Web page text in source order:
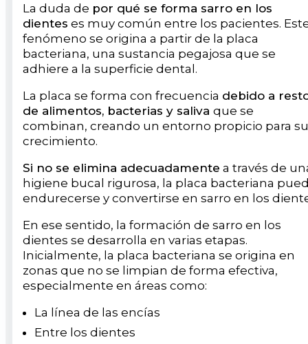
La duda de por qué se forma sarro en los
dientes es muy común entre los pacientes.
fenómeno se origina a partir de la placa
bacteriana, una sustancia pegajosa que se
adhiere a la superficie dental.
La placa se forma con frecuencia debido a
de alimentos, bacterias y saliva que se
combinan, creando un entorno propicio para su
crecimiento.
Si no se elimina adecuadamente a través de
higiene bucal rigurosa, la placa bacteriana
endurecerse y convertirse en sarro en los
En ese sentido, la formación de sarro en los
dientes se desarrolla en varias etapas.
Inicialmente, la placa bacteriana se origina en
zonas que no se limpian de forma efectiva,
especialmente en áreas como:
La línea de las encías
Entre los dientes